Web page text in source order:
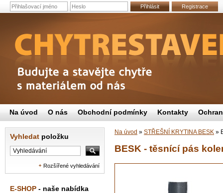
Přihlásit Registrace
Vyhledat položku
Rozšířené vyhledávání
E-SHOP - naše nabídka
Na úvod » STŘEŠNÍ KRYTINA BESK »
BESK - těsnící pás
Na úvod O nás Obchodní podmínky Kontakty